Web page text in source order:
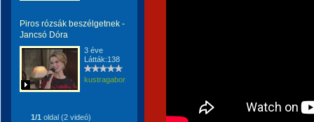
Piros rózsák beszélgetnek -
Jancsó Dóra
3 éve
Látták:138
kustragabor
1/1 oldal (2 videó)